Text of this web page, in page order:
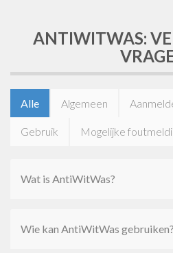
ANTIWITWAS:
Alle Algemeen
Gebruik Mogelijke
Wat is AntiWitWas?
Wie kan AntiWitWas gebruiken?